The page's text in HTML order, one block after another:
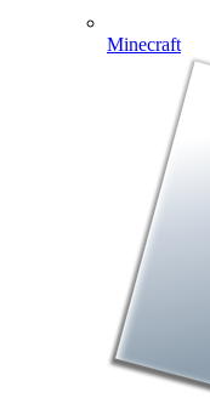
Minecraft